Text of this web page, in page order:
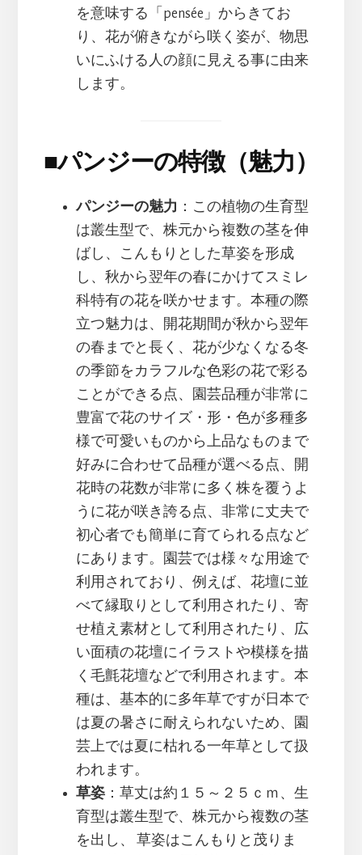
を意味する「pensée」からきてお
り、花が俯きながら咲く姿が、物思
いにふける人の顔に見える事に由来
します。
■パンジーの特徴（魅力）
パンジーの魅力 ：この植物の生育型
は叢生型で、株元から複数の茎を伸
ばし、こんもりとした草姿を形成
し、秋から翌年の春にかけてスミレ
科特有の花を咲かせます。本種の際
立つ魅力は、開花期間が秋から翌年
の春までと長く、花が少なくなる冬
の季節をカラフルな色彩の花で彩る
ことができる点、園芸品種が非常に
豊富で花のサイズ・形・色が多種多
様で可愛いものから上品なものまで
好みに合わせて品種が選べる点、開
花時の花数が非常に多く株を覆うよ
うに花が咲き誇る点、非常に丈夫で
初心者でも簡単に育てられる点など
にあります。園芸では様々な用途で
利用されており、例えば、花壇に並
べて縁取りとして利用されたり、寄
せ植え素材として利用されたり、広
い面積の花壇にイラストや模様を描
く毛氈花壇などで利用されます。本
種は、基本的に多年草ですが日本で
は夏の暑さに耐えられないため、園
芸上では夏に枯れる一年草として扱
われます。
草姿：草丈は約１５～２５ｃｍ、生
育型は叢生型で、株元から複数の茎
を出し、 草姿はこんもりと茂りま